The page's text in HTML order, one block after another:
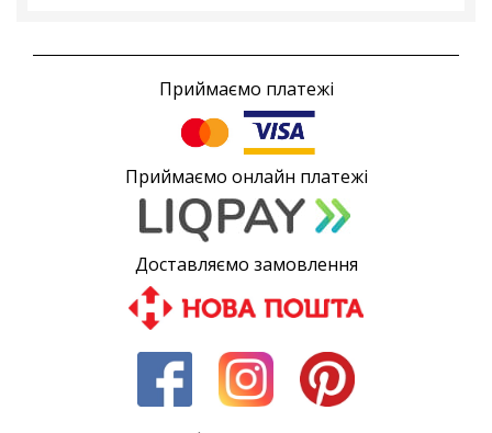
Приймаємо платежі
Приймаємо онлайн платежі
Доставляємо замовлення